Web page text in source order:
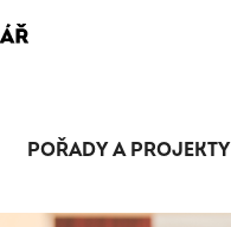
POŘADY A PROJEKTY